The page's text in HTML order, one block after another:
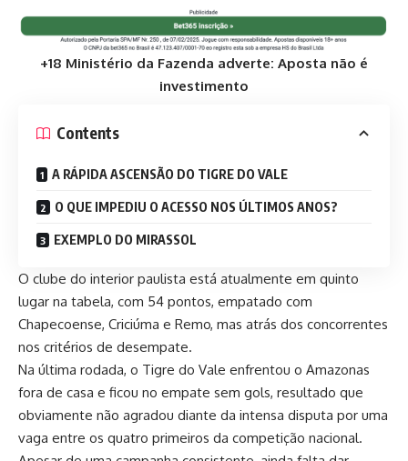
+18 Ministério da Fazenda adverte: Aposta não é
investimento
Contents
A RÁPIDA ASCENSÃO DO TIGRE DO VALE
O QUE IMPEDIU O ACESSO NOS ÚLTIMOS ANOS?
EXEMPLO DO MIRASSOL
O clube do interior paulista está atualmente em quinto
lugar na tabela, com 54 pontos, empatado com
Chapecoense, Criciúma e Remo, mas atrás dos concorrentes
nos critérios de desempate.
Na última rodada, o Tigre do Vale enfrentou o Amazonas
fora de casa e ficou no empate sem gols, resultado que
obviamente não agradou diante da intensa disputa por uma
vaga entre os quatro primeiros da competição nacional.